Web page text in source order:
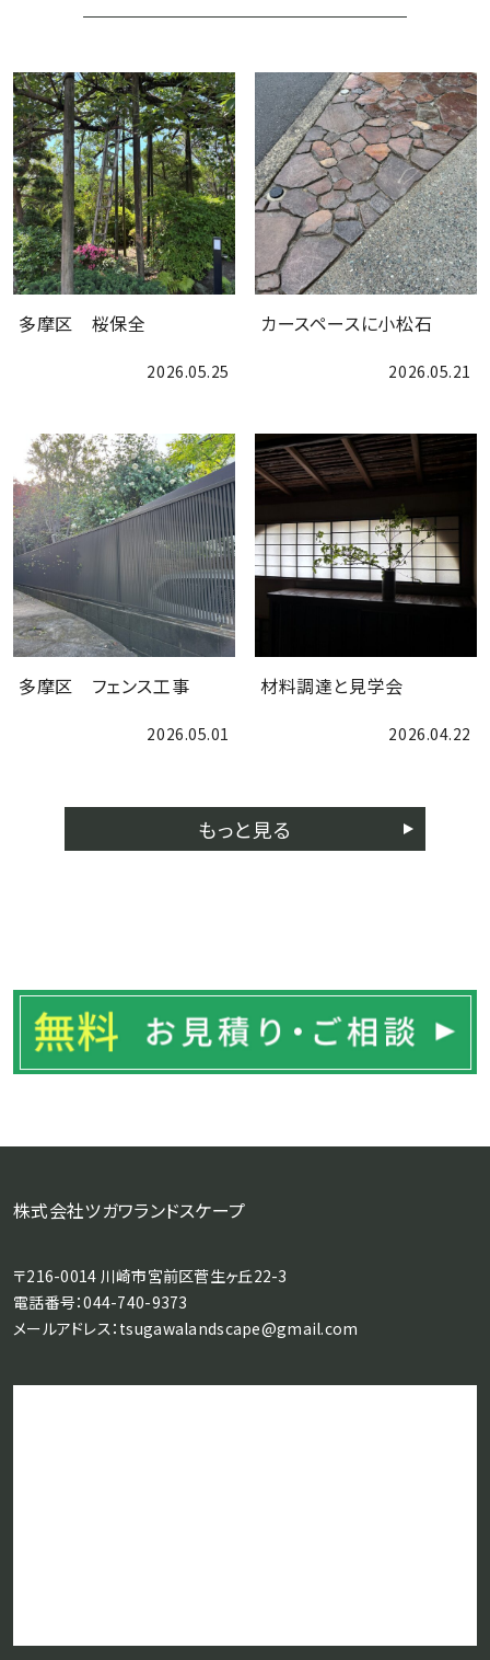
会社案内
お問合せ
ブログ
多摩区 桜保全
2026.05.25
カースペースに小松石
2026.05.21
多摩区 フェンス工事
2026.05.01
材料調達と見学会
2026.04.22
もっと見る
株式会社ツガワランドスケープ
〒216-0014 川崎市宮前区菅生ヶ丘22-3
電話番号：044-740-9373
メールアドレス： tsugawalandscape@gmail.com